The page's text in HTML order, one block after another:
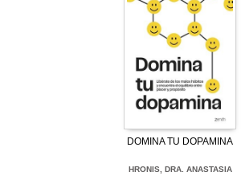
DOMINA TU DOPAMINA
HRONIS, DRA. ANASTASIA